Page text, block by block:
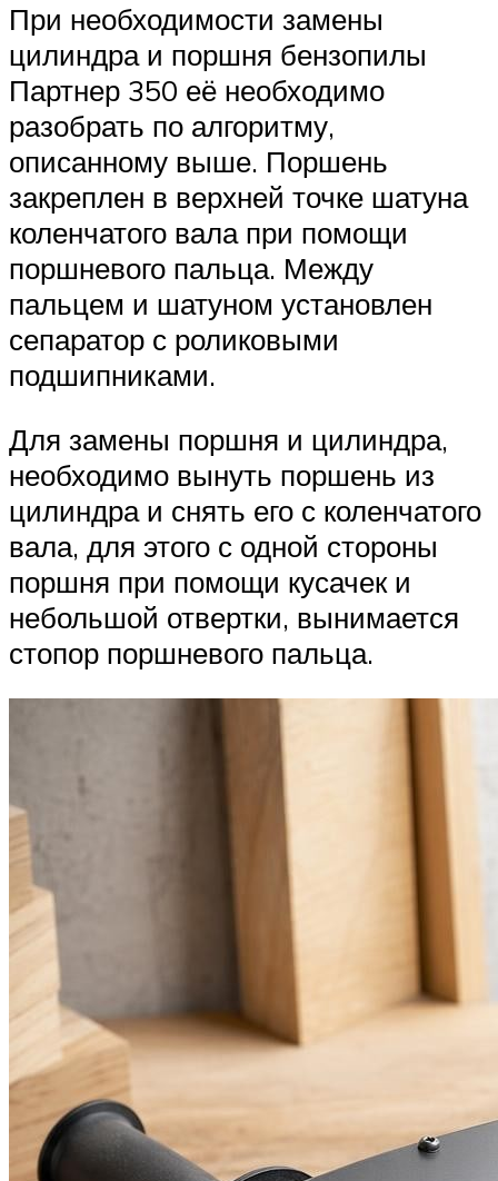
При необходимости замены
цилиндра и поршня бензопилы
Партнер 350 её необходимо
разобрать по алгоритму,
описанному выше. Поршень
закреплен в верхней точке шатуна
коленчатого вала при помощи
поршневого пальца. Между
пальцем и шатуном установлен
сепаратор с роликовыми
подшипниками.
Для замены поршня и цилиндра,
необходимо вынуть поршень из
цилиндра и снять его с коленчатого
вала, для этого с одной стороны
поршня при помощи кусачек и
небольшой отвертки, вынимается
стопор поршневого пальца.